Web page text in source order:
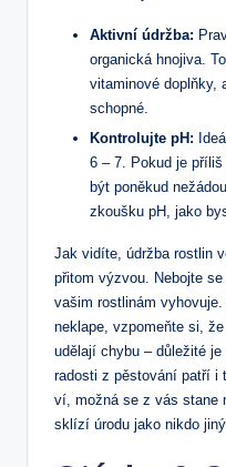
Aktivní údržba:
organická hnojiva.
vitaminové doplňky,
schopné.
Kontrolujte pH:
​6⁣ – 7. Pokud je
být poněkud
zkoušku pH, jako
Jak vidíte, údržba rostlin
přitom výzvou. Nebojte
vašim rostlinám
neklape, vzpomeňte si,
‍udělají chybu – důležité
radosti z ‍pěstování patří⁤ i
‍ví, možná se ⁤z vás⁤ stane
sklízí⁢ úrodu ‍jako nikdo